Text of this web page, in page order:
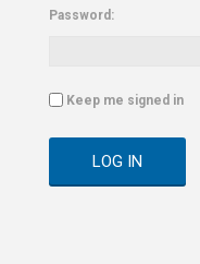
Password:
Keep me signed in
LOG IN